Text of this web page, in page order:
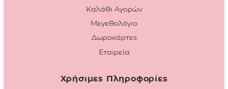
Καλάθι Αγορών
Μεγεθολόγιο
Δωροκάρτες
Εταιρεία
Χρήσιμες Πληροφορίες